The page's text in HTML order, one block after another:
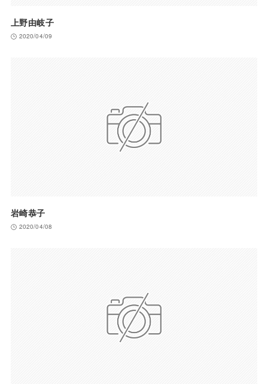
上野由岐子
2020/04/09
岩崎恭子
2020/04/08